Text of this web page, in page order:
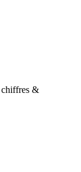
chiffres &